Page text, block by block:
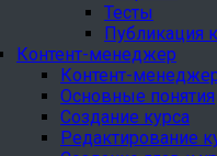
Тесты
Публикация
Контент-менеджер
Контент-
Основные понятия
Создание курса
Редактирование